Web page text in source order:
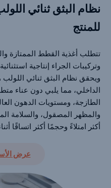
نظام البثق ثنائي
للمنتج
تتطلب أغذية القطط الممتازة
وتركيبات الجراء إنتاجية
ويحقق نظام البثق ثنائي
الداخلي، مما يلبي دون عناء
الطازجة، ومستويات الدهون
والمظهر المصقول، والسلامة
أكثر امتلاءً وحجمًا أكثر اتساقًا
عرض